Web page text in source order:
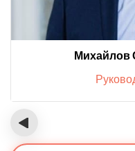
Михайлов
‹